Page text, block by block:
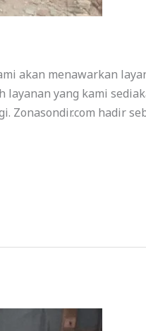
akan menawarkan
layanan yang kami
Zonasondir.com hadir